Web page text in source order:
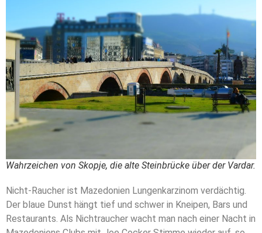
Wahrzeichen von Skopje, die alte Steinbrücke über der Vardar.
Nicht-Raucher ist Mazedonien Lungenkarzinom verdächtig.
Der blaue Dunst hängt tief und schwer in Kneipen, Bars und
Restaurants. Als Nichtraucher wacht man nach einer Nacht in